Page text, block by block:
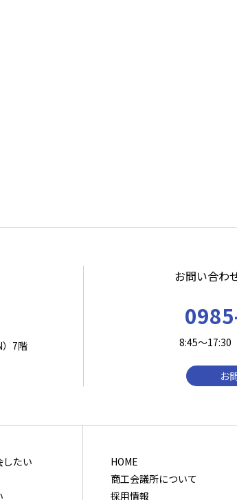
）7階
お問い合わ
8:45～17:30
お
したい
HOME
商工会議所について
採用情報